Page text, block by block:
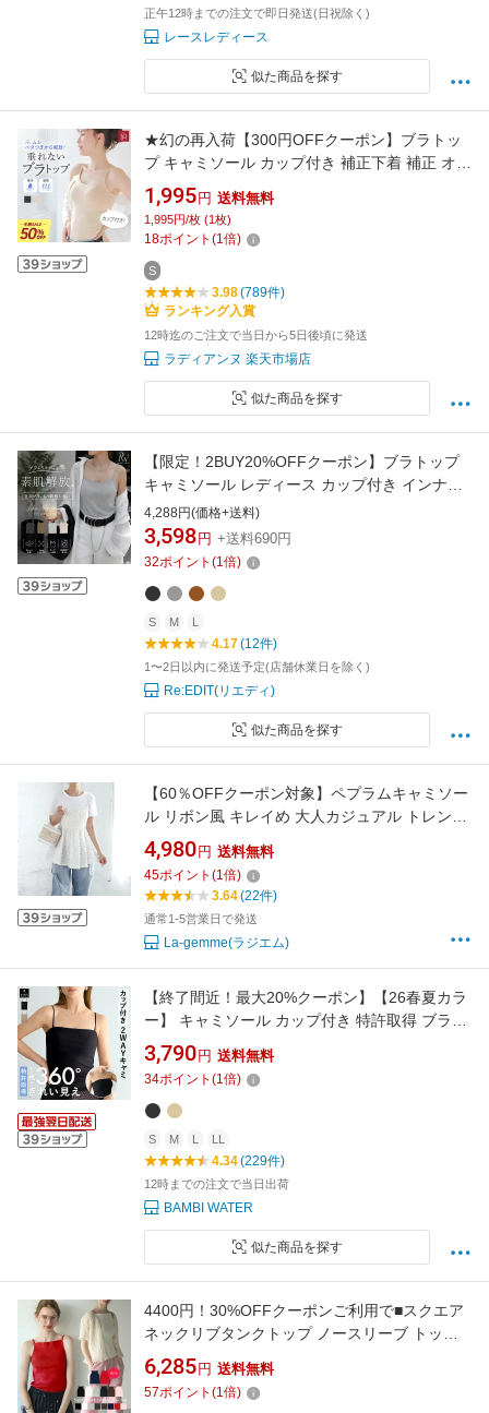
正午12時までの注文で即日発送(日祝除く)
レースレディース
似た商品を探す
★幻の再入荷【300円OFFクーポン】ブラトッ
プ キャミソール カップ付き 補正下着 補正 オー
ルインワンブラトップ ドライキャミソール 吸
水速乾ドライ 汗で痒くならない 痛くない 肩こ
りしない アンダーゴム ズレない 敏感肌 2L 3L
1,995 円 送料無料
1,995円/枚 (1枚)
18ポイント (1倍)
S
3.98(789件)
ランキング入賞
12時迄のご注文で当日から5日後頃に発送
ラディアンヌ 楽天市場店
似た商品を探す
【限定！2BUY20%OFFクーポン】ブラトップ
キャミソール レディース カップ付き インナー
30代 40代 ノンワイヤー 24時間ブラいらず カ
ップ付きブラキャミソール 植物由来ビスコース
94% シルキータッチ 肌が深呼吸 リブ 見せキャ
4,288円(価格+送料)
3,598 円 +送料690円
32ポイント (1倍)
S M L
4.17(12件)
1〜2日以内に発送予定(店舗休業日を除く)
Re:EDIT(リエディ)
似た商品を探す
【60％OFFクーポン対象】ペプラムキャミソー
ル リボン風 キレイめ 大人カジュアル トレンド
トップス レディース おしゃれ フリーサイズ メ
ール便 2026春夏【lstp306-351】【即納：1-5営
業日】【送料無料】ユ込3
4,980 円 送料無料
45ポイント (1倍)
3.64(22件)
通常1-5営業日で発送
La-gemme(ラジエム)
【終了間近！最大20%クーポン】【26春夏カラ
ー】 キャミソール カップ付き 特許取得 ブラト
ップ チューブトップ 育乳 2WAY キャミ 盛れる
締め付けない 大きいサイズ トップス ノンワイ
ヤー 楽 快適 バストケア レディース ホールド力
バンビウォーター 夏
3,790 円 送料無料
34ポイント (1倍)
S M L LL
4.34(229件)
12時までの注文で当日出荷
BAMBI WATER
似た商品を探す
4400円！30%OFFクーポンご利用で■スクエア
ネックリブタンクトップ ノースリーブ トップ
ス レディース インナー 夏服トップス スクエア
ネック リブニット ベーシック シンプル ミニマ
ル 着回し レイヤード pufe Donoban メール便
6,285 円 送料無料
57ポイント (1倍)